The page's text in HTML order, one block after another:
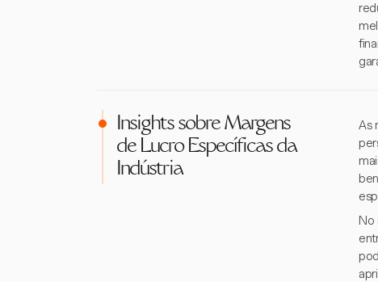
Insights sobre Margens
de Lucro Específicas da
Indústria
As
No